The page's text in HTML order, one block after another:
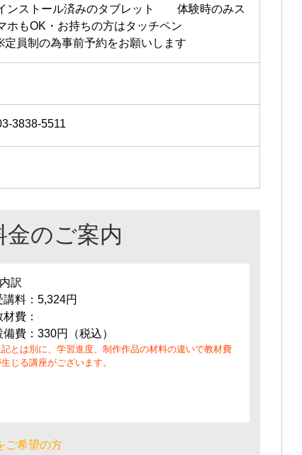
ンストール済みのタブレット 体験時のみス
ホもOK・お持ちの方はタッチペン
定員制の為事前予約をお願いします
3838-5511
金のご案内
訳
講料：5,324円
材費：
備費：330円（税込）
とは別に、学習進度、制作作品の材料の違いで教材費
じる講座がございます。
ご希望の方